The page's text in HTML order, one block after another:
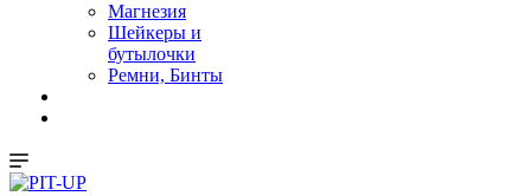
Магнезия
Шейкеры и
бутылочки
Ремни, Бинты